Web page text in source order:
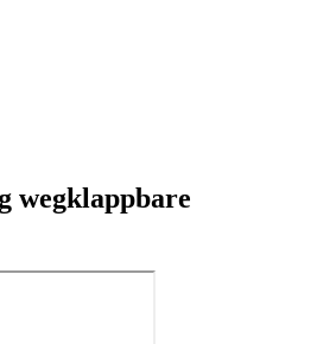
wegklappbare